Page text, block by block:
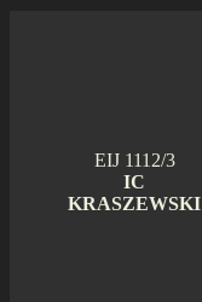
EIJ 1112/3
IC
KRASZEWSKI